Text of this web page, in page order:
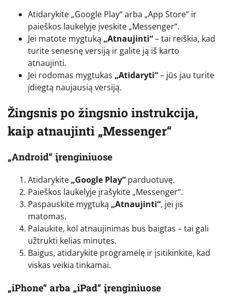
Atidarykite „Google Play“ arba „App Store“ ir
paieškos laukelyje įveskite „Messenger“.
Jei matote mygtuką „Atnaujinti“– tai reiškia, kad
turite senesnę versiją ir galite ją iš karto
atnaujinti.
Jei rodomas mygtukas „Atidaryti“– jūs jau turite
įdiegtą naujausią versiją.
Žingsnis po žingsnio instrukcija,
kaip atnaujinti „Messenger“
„Android“ įrenginiuose
Atidarykite „Google Play“ parduotuvę.
Paieškos laukelyje įrašykite „Messenger“.
Paspauskite mygtuką „Atnaujinti“, jei jis
matomas.
Palaukite, kol atnaujinimas bus baigtas – tai gali
užtrukti kelias minutes.
Baigus, atidarykite programėlę ir įsitikinkite, kad
viskas veikia tinkamai.
„iPhone“ arba „iPad“ įrenginiuose